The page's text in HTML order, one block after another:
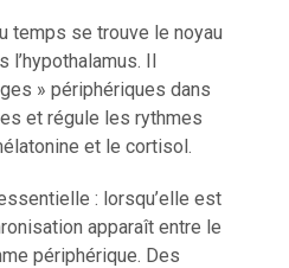
temps se trouve le noyau
l’hypothalamus. Il
» périphériques dans
et régule les rythmes
et le cortisol.
: lorsqu’elle est
apparaît entre le
périphérique. Des